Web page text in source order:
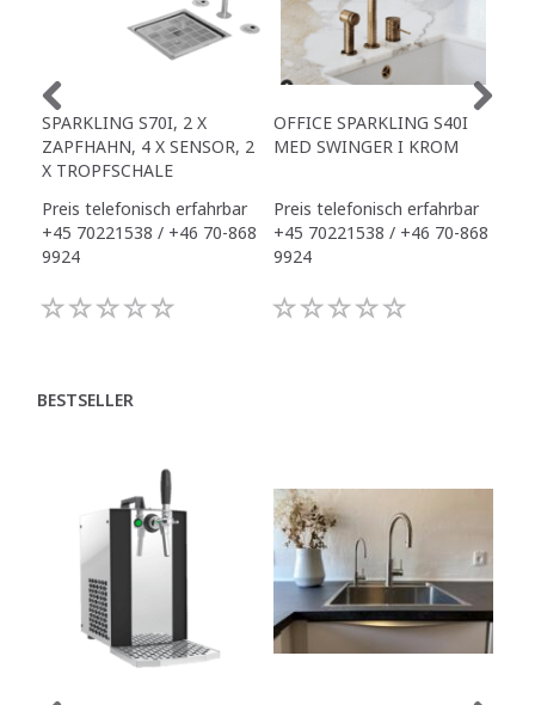
SPARKLING S70I, 2 X
ZAPFHAHN, 4 X SENSOR, 2
X TROPFSCHALE
Preis telefonisch erfahrbar
+45 70221538 / +46 70-868
9924
OFFICE SPARKLING S40I
MED SWINGER I KROM
Preis telefonisch erfahrbar
+45 70221538 / +46 70-868
9924
BESTSELLER